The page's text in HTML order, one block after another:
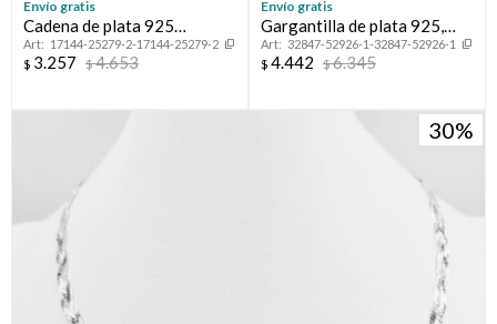
Envío gratis
Cadena de plata 925
GRUMETTE, 50 cm.
17144-25279-2-17144-25279-2
$ 3.257 $4.653
Envío gratis
Gargantilla de plata 925,
TRENZADA.
32847-52926-1-32847-52926-1
$ 4.442 $6.345
30